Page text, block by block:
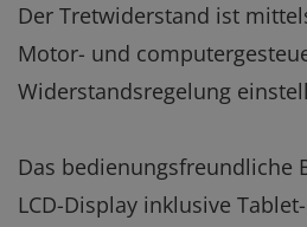
Der Tretwiderstand ist
Motor- und
Widerstandsregelung
Das bedienungsfreundliche
LCD-Display inklusive